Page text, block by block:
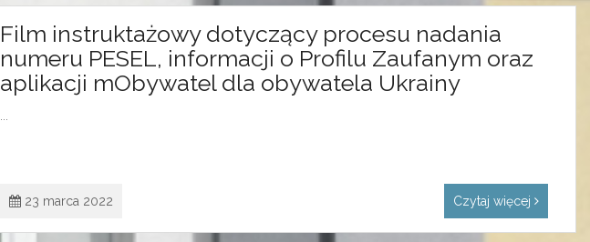
Film instruktażowy dotyczący procesu nadania
numeru PESEL, informacji o Profilu Zaufanym oraz
aplikacji mObywatel dla obywatela Ukrainy
...
23 marca 2022 Czytaj więcej